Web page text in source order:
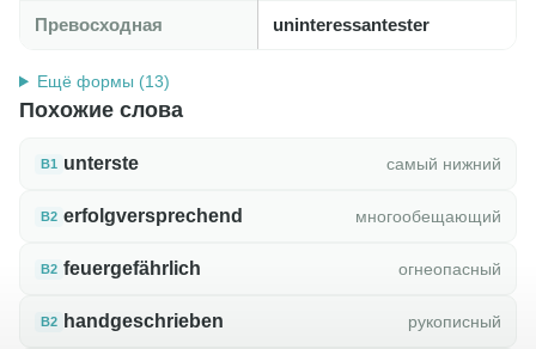
Превосходная uninteressantester
Ещё формы (13)
Похожие слова
B1 unterste самый нижний
B2 erfolgversprechend многообещающий
B2 feuergefährlich огнеопасный
B2 handgeschrieben рукописный